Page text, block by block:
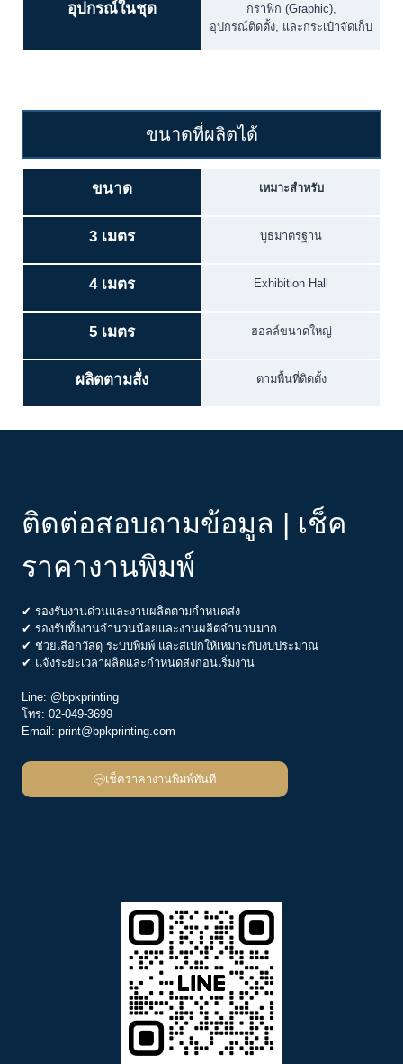
อุปกรณ์ในชุด
กราฟิก (Graphic),
อุปกรณ์ติดตั้ง, และกระเป๋าจัดเก็บ
ขนาดที่ผลิตได้
ขนาด เหมาะสำหรับ
3 เมตร บูธมาตรฐาน
4 เมตร Exhibition Hall
5 เมตร ฮอลล์ขนาดใหญ่
ผลิตตามสั่ง ตามพื้นที่ติดตั้ง
ติดต่อสอบถามข้อมูล | เช็ค
ราคางานพิมพ์
✔ รองรับงานด่วนและงานผลิตตามกำหนดส่ง
✔ รองรับทั้งงานจำนวนน้อยและงานผลิตจำนวนมาก
✔ ช่วยเลือกวัสดุ ระบบพิมพ์ และสเปกให้เหมาะกับงบประมาณ
✔ แจ้งระยะเวลาผลิตและกำหนดส่งก่อนเริ่มงาน
Line: @bpkprinting
โทร: 02-049-3699
Email: print@bpkprinting.com
เช็คราคางานพิมพ์ทันที